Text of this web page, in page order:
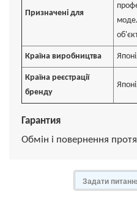
Призначені для
Країна виробництва
Країна реєстрації
бренду
Гарантия
Обмін і повернення
Задати